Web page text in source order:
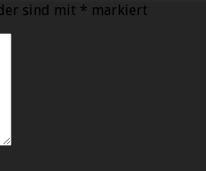
sind mit * markiert